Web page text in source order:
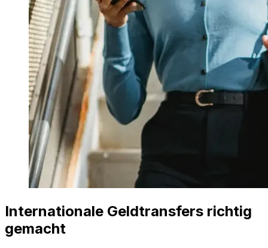
Internationale Geldtransfers richtig
gemacht